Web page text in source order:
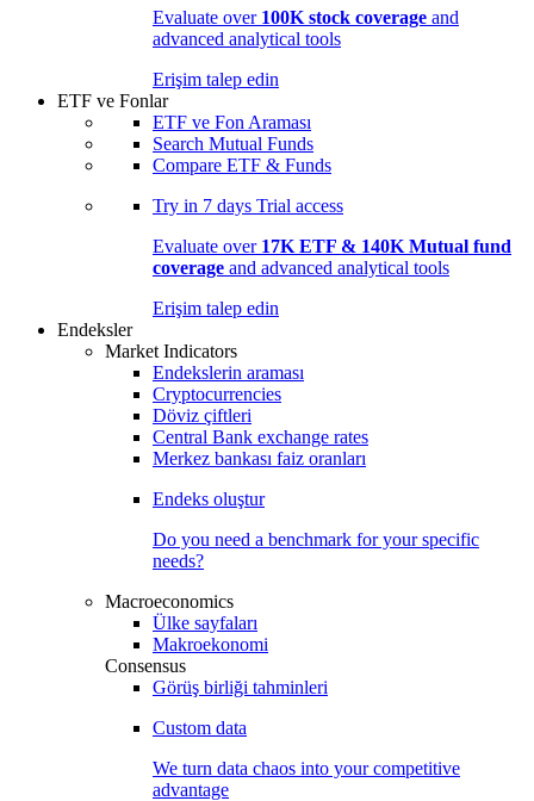
Evaluate over 100K stock coverage and
advanced analytical tools
Erişim talep edin
ETF ve Fonlar
ETF ve Fon Araması
Search Mutual Funds
Compare ETF & Funds
Try in 7 days Trial access
Evaluate over 17K ETF & 140K Mutual fund
coverage and advanced analytical tools
Erişim talep edin
Endeksler
Market Indicators
Endekslerin araması
Cryptocurrencies
Döviz çiftleri
Central Bank exchange rates
Merkez bankası faiz oranları
Endeks oluştur
Do you need a benchmark for your specific
needs?
Macroeconomics
Ülke sayfaları
Makroekonomi
Consensus
Görüş birliği tahminleri
Custom data
We turn data chaos into your competitive
advantage